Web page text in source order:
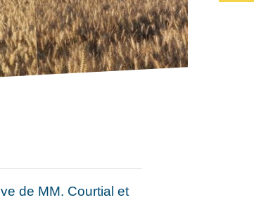
de MM. Courtial et